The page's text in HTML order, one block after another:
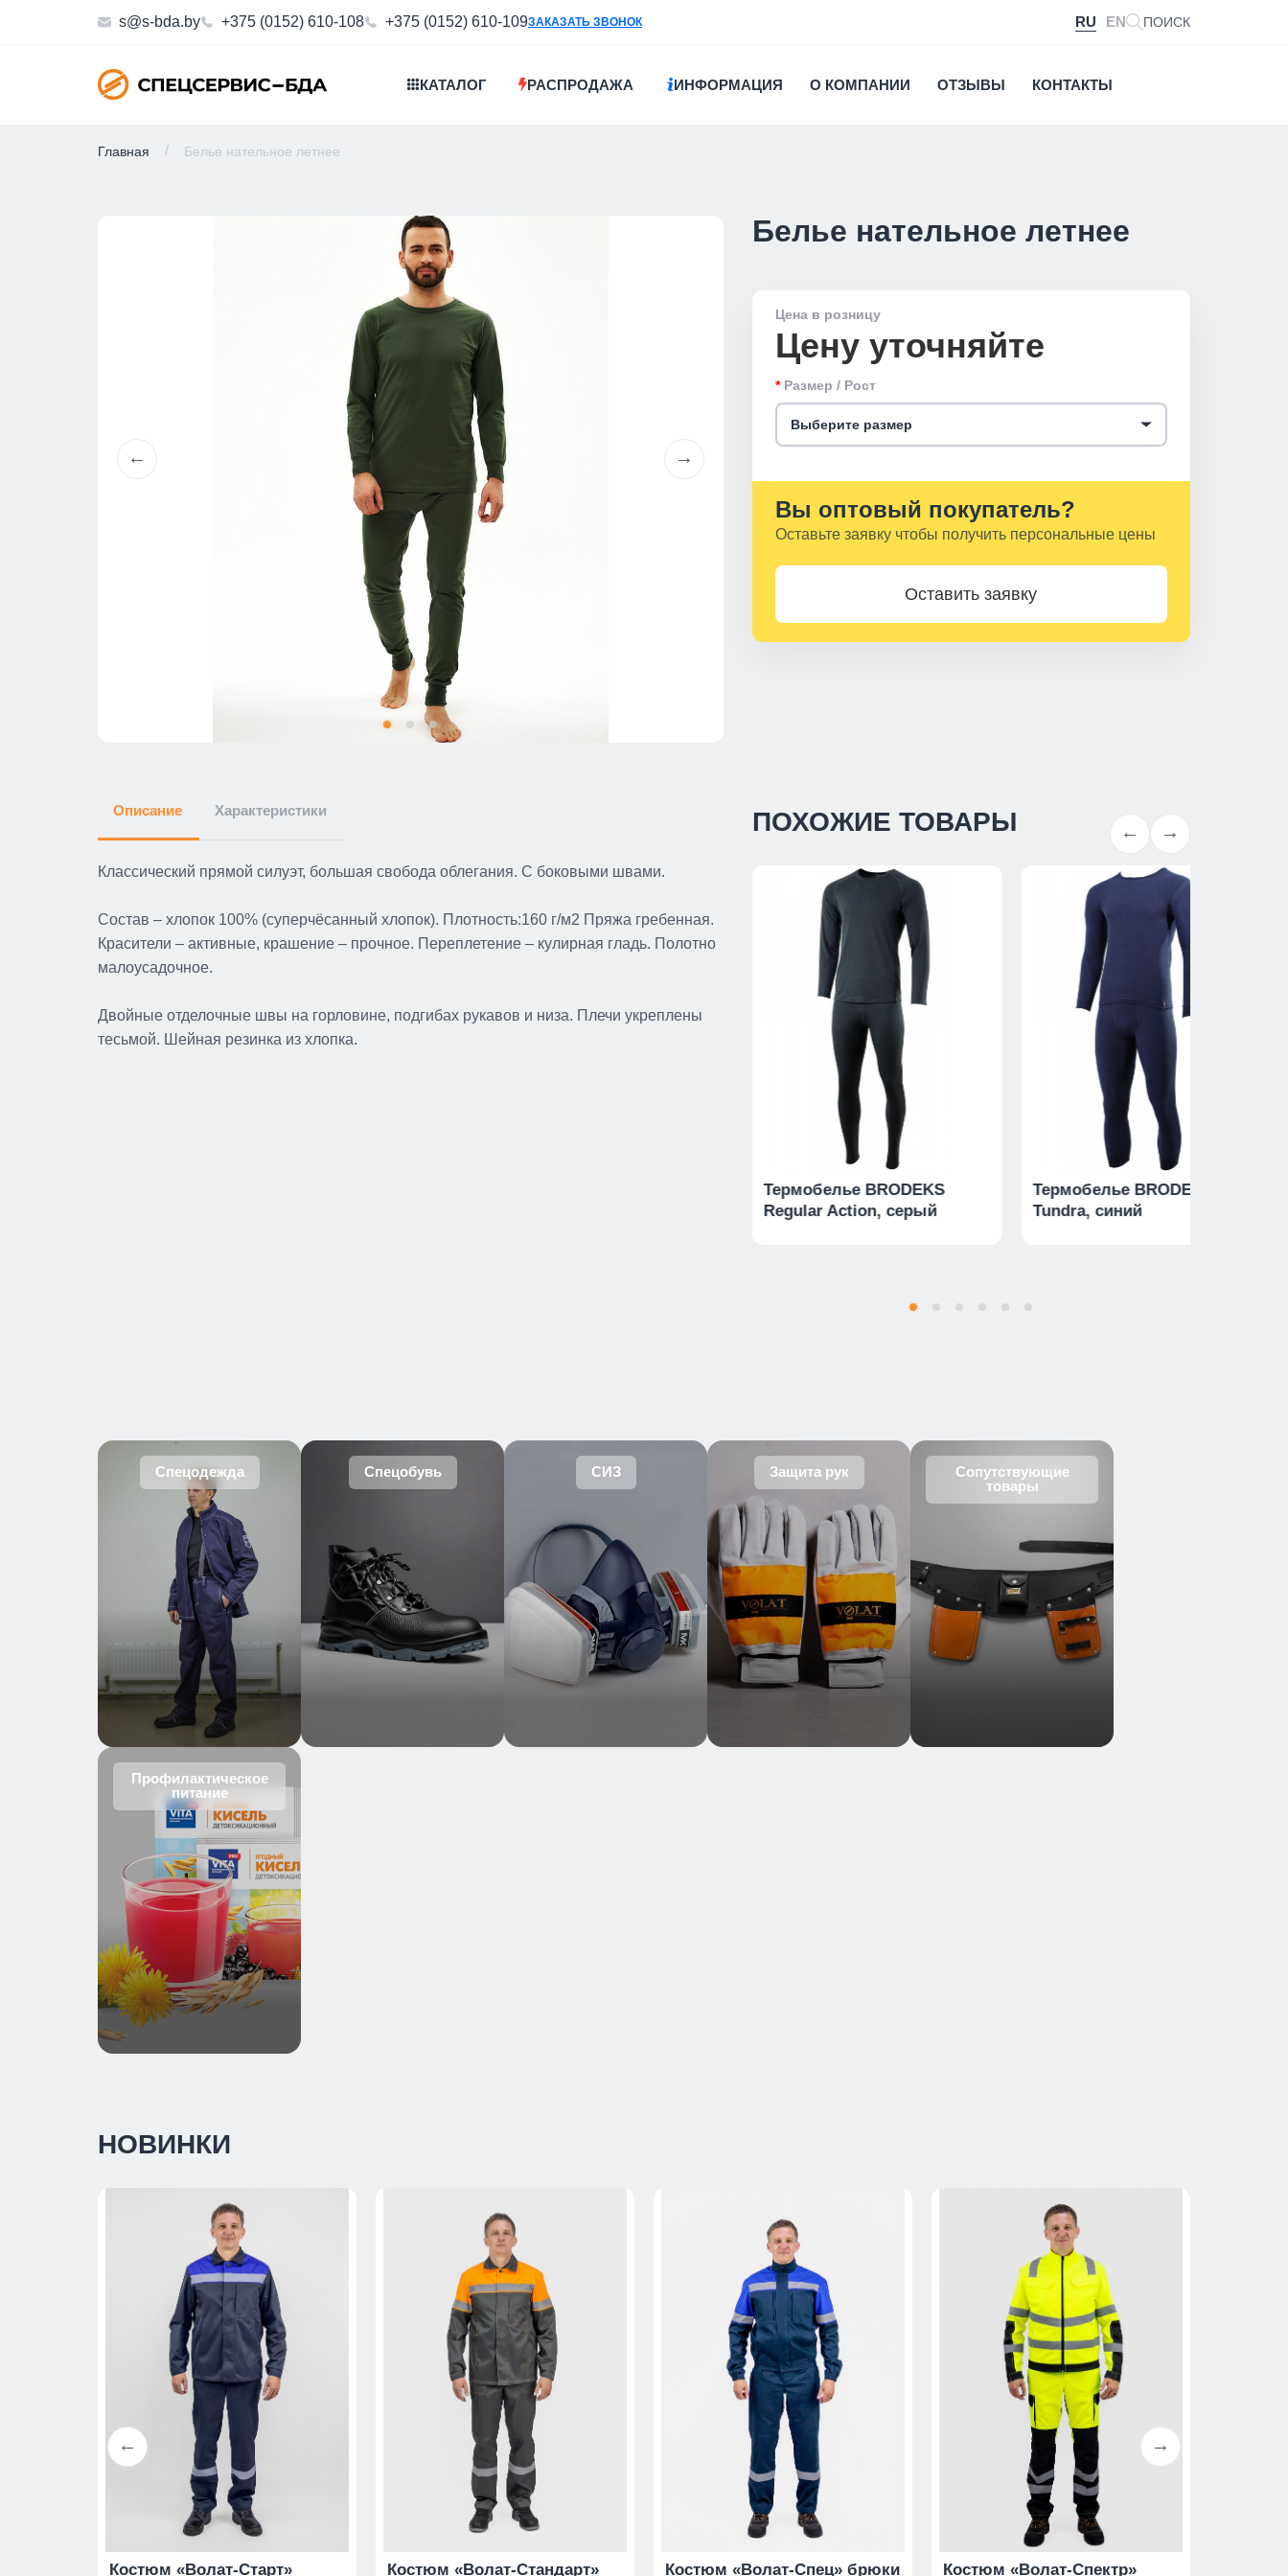
s@s-bda.by +375 (0152) 610-108 +375 (0152) 610-109ЗАКАЗАТЬ ЗВОНОК RU EN ПОИСК
КАТАЛОГ РАСПРОДАЖА ИНФОРМАЦИЯ О КОМПАНИИ ОТЗЫВЫ КОНТАКТЫ
Главная Белье нательное летнее
Белье нательное летнее
Цена в розницу
Цену уточняйте
Размер / Рост
Выберите размер
Вы оптовый покупатель?
Оставьте заявку чтобы получить персональные цены
Оставить заявку
Описание Характеристики
Классический прямой силуэт, большая свобода облегания. С боковыми швами.
Состав – хлопок 100% (суперчёсанный хлопок). Плотность:160 г/м2 Пряжа гребенная.
Красители – активные, крашение – прочное. Переплетение – кулирная гладь. Полотно
малоусадочное.
Двойные отделочные швы на горловине, подгибах рукавов и низа. Плечи укреплены
тесьмой. Шейная резинка из хлопка.
ПОХОЖИЕ ТОВАРЫ
Термобелье BRODEKS
Regular Action, серый
Термобелье BRODEKS
Tundra, синий
Спецодежда Спецобувь СИЗ Защита рук
Сопутствующие
товары
Профилактическое
питание
НОВИНКИ
Костюм «Волат-Старт»
Костюм «Волат-Стандарт»
Костюм «Волат-Спец» брюки
Костюм «Волат-Спектр»